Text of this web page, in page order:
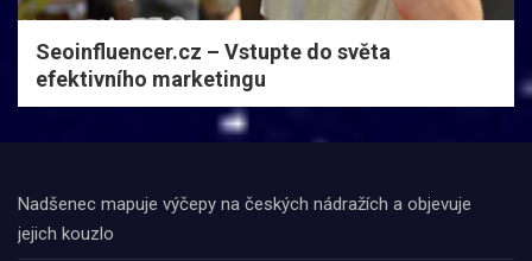
Seoinfluencer.cz – Vstupte do světa
efektivního marketingu
Nadšenec mapuje výčepy na českých nádražích a objevuje
jejich kouzlo